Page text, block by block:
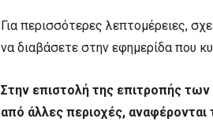
Για περισσότερες λεπτομέρειες,
να διαβάσετε στην εφημερίδα που
Στην επιστολή της επιτροπής
από άλλες περιοχές, αναφέρονται